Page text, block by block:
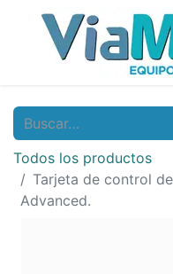
Todos los productos
Tarjeta de control
Advanced.